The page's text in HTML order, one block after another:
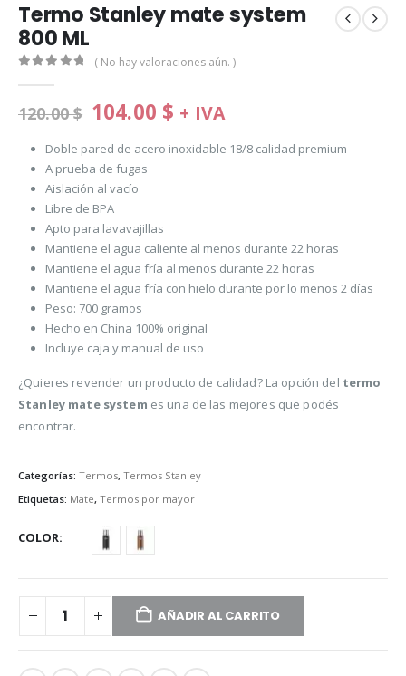
Termo Stanley mate system
800 ML
( No hay valoraciones aún. )
120.00$ 104.00 $ + IVA
Doble pared de acero inoxidable 18/8 calidad premium
A prueba de fugas
Aislación al vacío
Libre de BPA
Apto para lavavajillas
Mantiene el agua caliente al menos durante 22 horas
Mantiene el agua fría al menos durante 22 horas
Mantiene el agua fría con hielo durante por lo menos 2 días
Peso: 700 gramos
Hecho en China 100% original
Incluye caja y manual de uso
¿Quieres revender un producto de calidad? La opción del termo
Stanley mate system es una de las mejores que podés
encontrar.
Categorías: Termos, Termos Stanley
Etiquetas: Mate, Termos por mayor
COLOR
AÑADIR AL CARRITO